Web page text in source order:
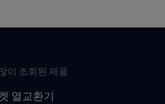
이 조회된 제품
열교환기